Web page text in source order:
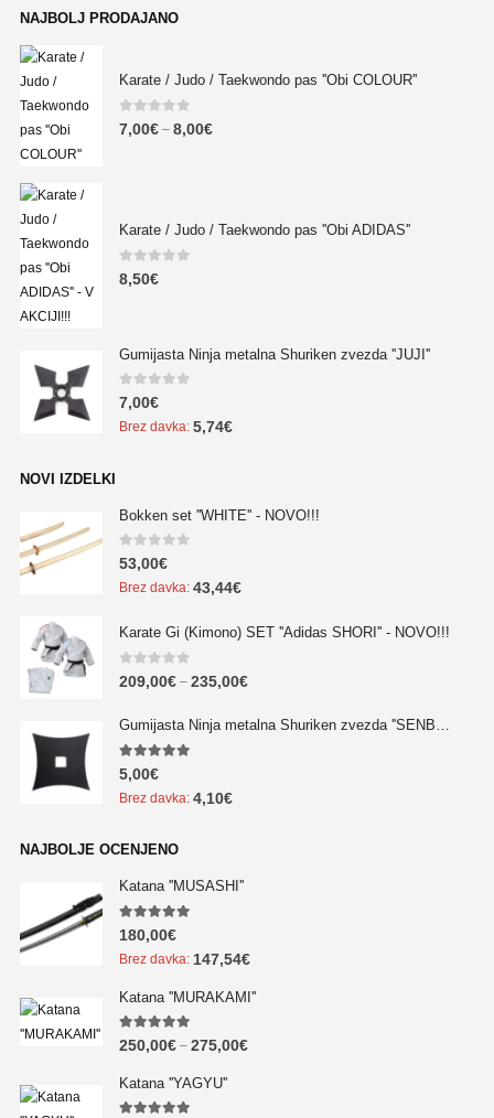
NAJBOLJ PRODAJANO
Karate / Judo / Taekwondo pas ''Obi COLOUR''
0out of 5
7,00€ – 8,00€
Karate / Judo / Taekwondo pas ''Obi ADIDAS''
0 out of 5
8,50€
Gumijasta Ninja metalna Shuriken zvezda ''JUJI''
0out of 5
7,00€
Brez davka: 5,74€
NOVI IZDELKI
Bokken set ''WHITE'' - NOVO!!!
0out of 5
53,00€
Brez davka: 43,44€
Karate Gi (Kimono) SET ''Adidas SHORI'' - NOVO!!!
0out of 5
209,00€ – 235,00€
Gumijasta Ninja metalna Shuriken zvezda ''SENBAN'' - NOVO!!!
5.00out of 5
5,00€
Brez davka: 4,10€
NAJBOLJE OCENJENO
Katana ''MUSASHI''
5.00 out of 5
180,00€
Brez davka: 147,54€
Katana ''MURAKAMI''
5.00 out of 5
250,00€ – 275,00€
Katana ''YAGYU''